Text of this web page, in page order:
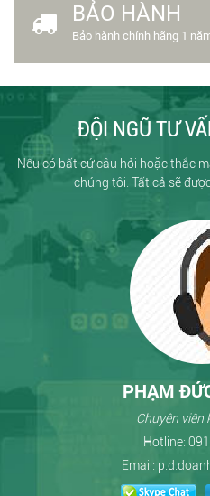
BẢO HÀNH
Bảo hành chính hãng 1
ĐỘI NGŨ TƯ
Nếu có bất cứ câu hỏi hoặc thắc
chúng tôi. Tất cả sẽ
PHẠM
Chuyên viên
Hotline:
Email: